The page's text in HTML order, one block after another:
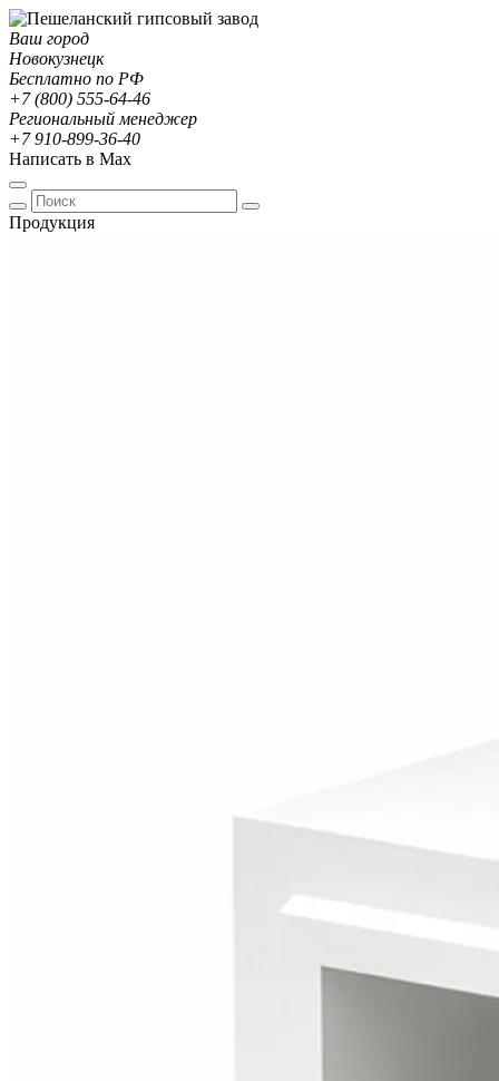
Ваш город
Новокузнецк
Бесплатно по РФ
+7 (800) 555-64-46
Региональный менеджер
+7 910-899-36-40
Написать в Max
Продукция